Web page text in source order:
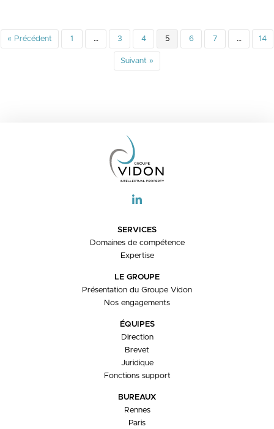
« Précédent 1 … 3 4 5 6 7 … 14
Suivant »
SERVICES
Domaines de compétence
Expertise
LE GROUPE
Présentation du Groupe Vidon
Nos engagements
ÉQUIPES
Direction
Brevet
Juridique
Fonctions support
BUREAUX
Rennes
Paris